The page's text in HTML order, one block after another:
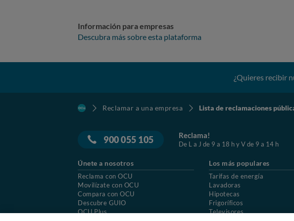
Información para empresas
Descubra más sobre esta plataforma
¿Quieres recibir
Reclamar a una empresa Lista de reclamaciones
900 055 105 Reclama!
De L a J de 9 a 18 h y V de 9 a 14 h
Únete a nosotros
Reclama con OCU
Movilízate con OCU
Compara con OCU
Descubre GUIO
OCU Plus
Los más populares
Tarifas de energía
Lavadoras
Hipotecas
Frigoríficos
Televisores